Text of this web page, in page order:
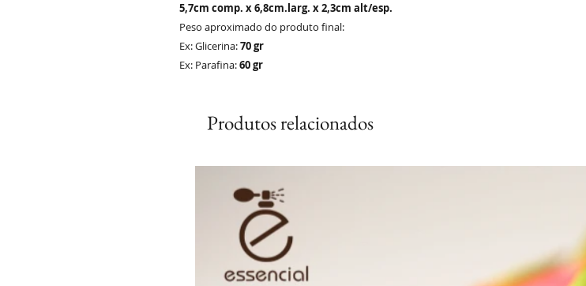
5,7cm comp. x 6,8cm.larg. x 2,3cm alt/esp.
Peso aproximado do produto final:
Ex: Glicerina:70 gr
Ex: Parafina:60 gr
Produtos relacionados